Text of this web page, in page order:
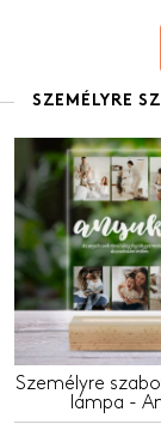
SZEMÉLYRE
Személyre
lámpa -